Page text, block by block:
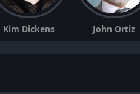
Kim Dickens John Ortiz